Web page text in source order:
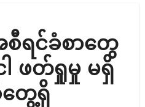
ရင်ခံစာတွေ
ဖတ်ရှုမှု မရှိ
တွေ့ရှိ